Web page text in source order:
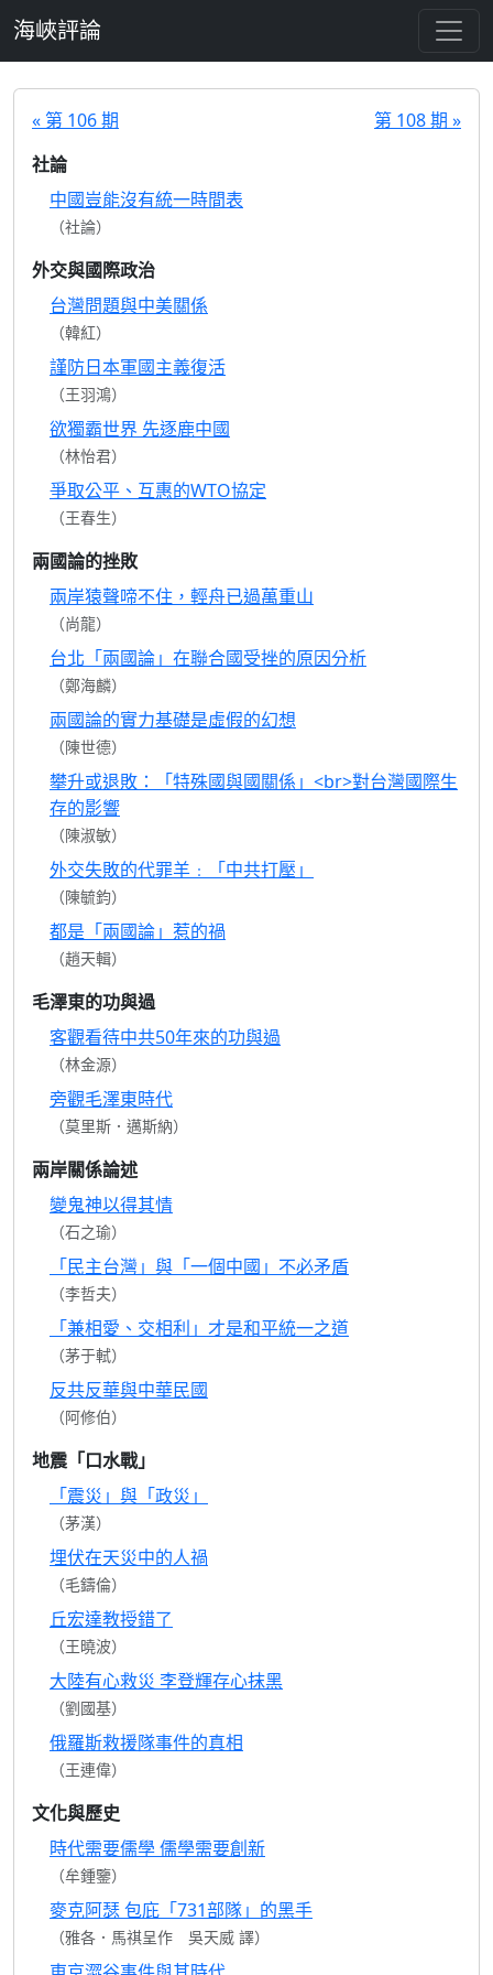
海峽評論
« 第 106 期
第 108 期 »
社論
中國豈能沒有統一時間表
（社論）
外交與國際政治
台灣問題與中美關係
（韓紅）
謹防日本軍國主義復活
（王羽鴻）
欲獨霸世界 先逐鹿中國
（林怡君）
爭取公平、互惠的WTO協定
（王春生）
兩國論的挫敗
兩岸猿聲啼不住，輕舟已過萬重山
（尚龍）
台北「兩國論」在聯合國受挫的原因分析
（鄭海麟）
兩國論的實力基礎是虛假的幻想
（陳世德）
攀升或退敗：「特殊國與國關係」<br>對台灣國際生
存的影響
（陳淑敏）
外交失敗的代罪羊﹕「中共打壓」
（陳毓鈞）
都是「兩國論」惹的禍
（趙天輯）
毛澤東的功與過
客觀看待中共50年來的功與過
（林金源）
旁觀毛澤東時代
（莫里斯．邁斯納）
兩岸關係論述
變鬼神以得其情
（石之瑜）
「民主台灣」與「一個中國」不必矛盾
（李哲夫）
「兼相愛、交相利」才是和平統一之道
（茅于軾）
反共反華與中華民國
（阿修伯）
地震「口水戰」
「震災」與「政災」
（茅漢）
埋伏在天災中的人禍
（毛鑄倫）
丘宏達教授錯了
（王曉波）
大陸有心救災 李登輝存心抹黑
（劉國基）
俄羅斯救援隊事件的真相
（王連偉）
文化與歷史
時代需要儒學 儒學需要創新
（牟鍾鑒）
麥克阿瑟 包庇「731部隊」的黑手
（雅各．馬祺呈作 吳天威 譯）